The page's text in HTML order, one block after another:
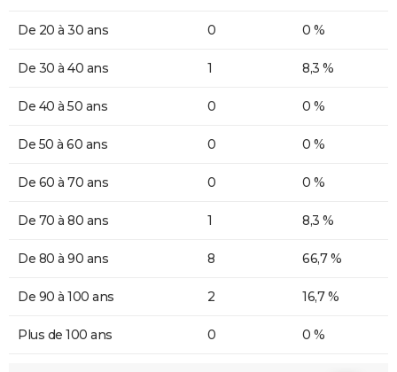
De 20 à 30 ans 0 0 %
De 30 à 40 ans 1 8,3 %
De 40 à 50 ans 0 0 %
De 50 à 60 ans 0 0 %
De 60 à 70 ans 0 0 %
De 70 à 80 ans 1 8,3 %
De 80 à 90 ans 8 66,7 %
De 90 à 100 ans 2 16,7 %
Plus de 100 ans 0 0 %